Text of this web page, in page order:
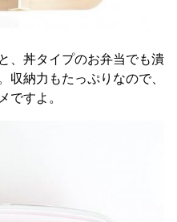
、丼タイプのお弁当でも潰
収納力もたっぷりなので、
ですよ。